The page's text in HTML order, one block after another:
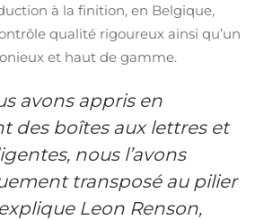
à la finition, en Belgique,
qualité rigoureux ainsi qu’un
et haut de gamme.
avons appris en
des boîtes aux lettres et
nous l’avons
transposé au pilier
Leon Renson,